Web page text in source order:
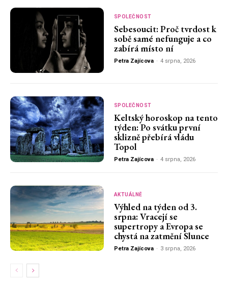
SPOLEČNOST
Sebesoucit: Proč tvrdost k
sobě samé nefunguje a co
zabírá místo ní
Petra Zajícova - 4 srpna, 2026
SPOLEČNOST
Keltský horoskop na tento
týden: Po svátku první
sklizně přebírá vládu
Topol
Petra Zajícova - 4 srpna, 2026
AKTUÁLNĚ
Výhled na týden od 3.
srpna: Vracejí se
supertropy a Evropa se
chystá na zatmění Slunce
Petra Zajícova - 3 srpna, 2026